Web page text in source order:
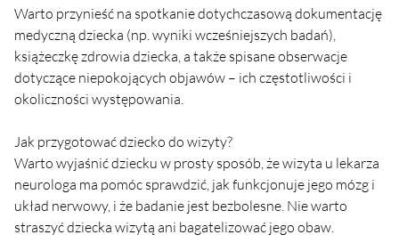
Warto przynieść na spotkanie dotychczasową dokumentację
medyczną dziecka (np. wyniki wcześniejszych badań),
książeczkę zdrowia dziecka, a także spisane obserwacje
dotyczące niepokojących objawów – ich częstotliwości i
okoliczności występowania.
Jak przygotować dziecko do wizyty?
Warto wyjaśnić dziecku w prosty sposób, że wizyta u lekarza
neurologa ma pomóc sprawdzić, jak funkcjonuje jego mózg i
układ nerwowy, i że badanie jest bezbolesne. Nie warto
straszyć dziecka wizytą ani bagatelizować jego obaw.